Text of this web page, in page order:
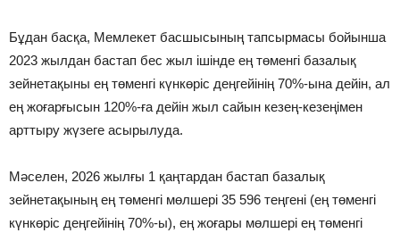
Бұдан басқа, Мемлекет басшысының тапсырмасы бойынша
2023 жылдан бастап бес жыл ішінде ең төменгі базалық
зейнетақыны ең төменгі күнкөріс деңгейінің 70%-ына дейін, ал
ең жоғарғысын 120%-ға дейін жыл сайын кезең-кезеңімен
арттыру жүзеге асырылуда.
Мәселен, 2026 жылғы 1 қаңтардан бастап базалық
зейнетақының ең төменгі мөлшері 35 596 теңгені (ең төменгі
күнкөріс деңгейінің 70%-ы), ең жоғары мөлшері ең төменгі